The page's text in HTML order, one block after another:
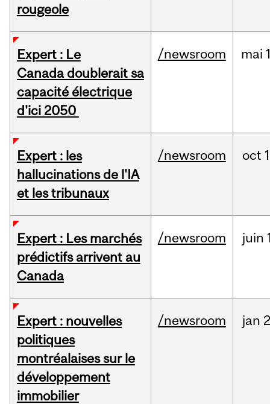
rougeole
Expert : Le
Canada doublerait sa
capacité électrique
d'ici 2050
/newsroom mai
Expert : les
hallucinations de l'IA
et les tribunaux
/newsroom oct
Expert : Les marchés
prédictifs arrivent au
Canada
/newsroom juin
Expert : nouvelles
politiques
montréalaises sur le
développement
immobilier
/newsroom jan